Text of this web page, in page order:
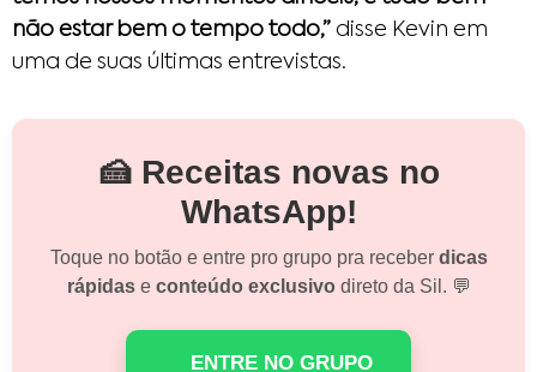
não estar bem o tempo todo,” disse Kevin em
uma de suas últimas entrevistas.
🍰 Receitas novas no
WhatsApp!
Toque no botão e entre pro grupo pra receber dicas
rápidase conteúdo exclusivodireto da Sil. 💬
ENTRE NO GRUPO